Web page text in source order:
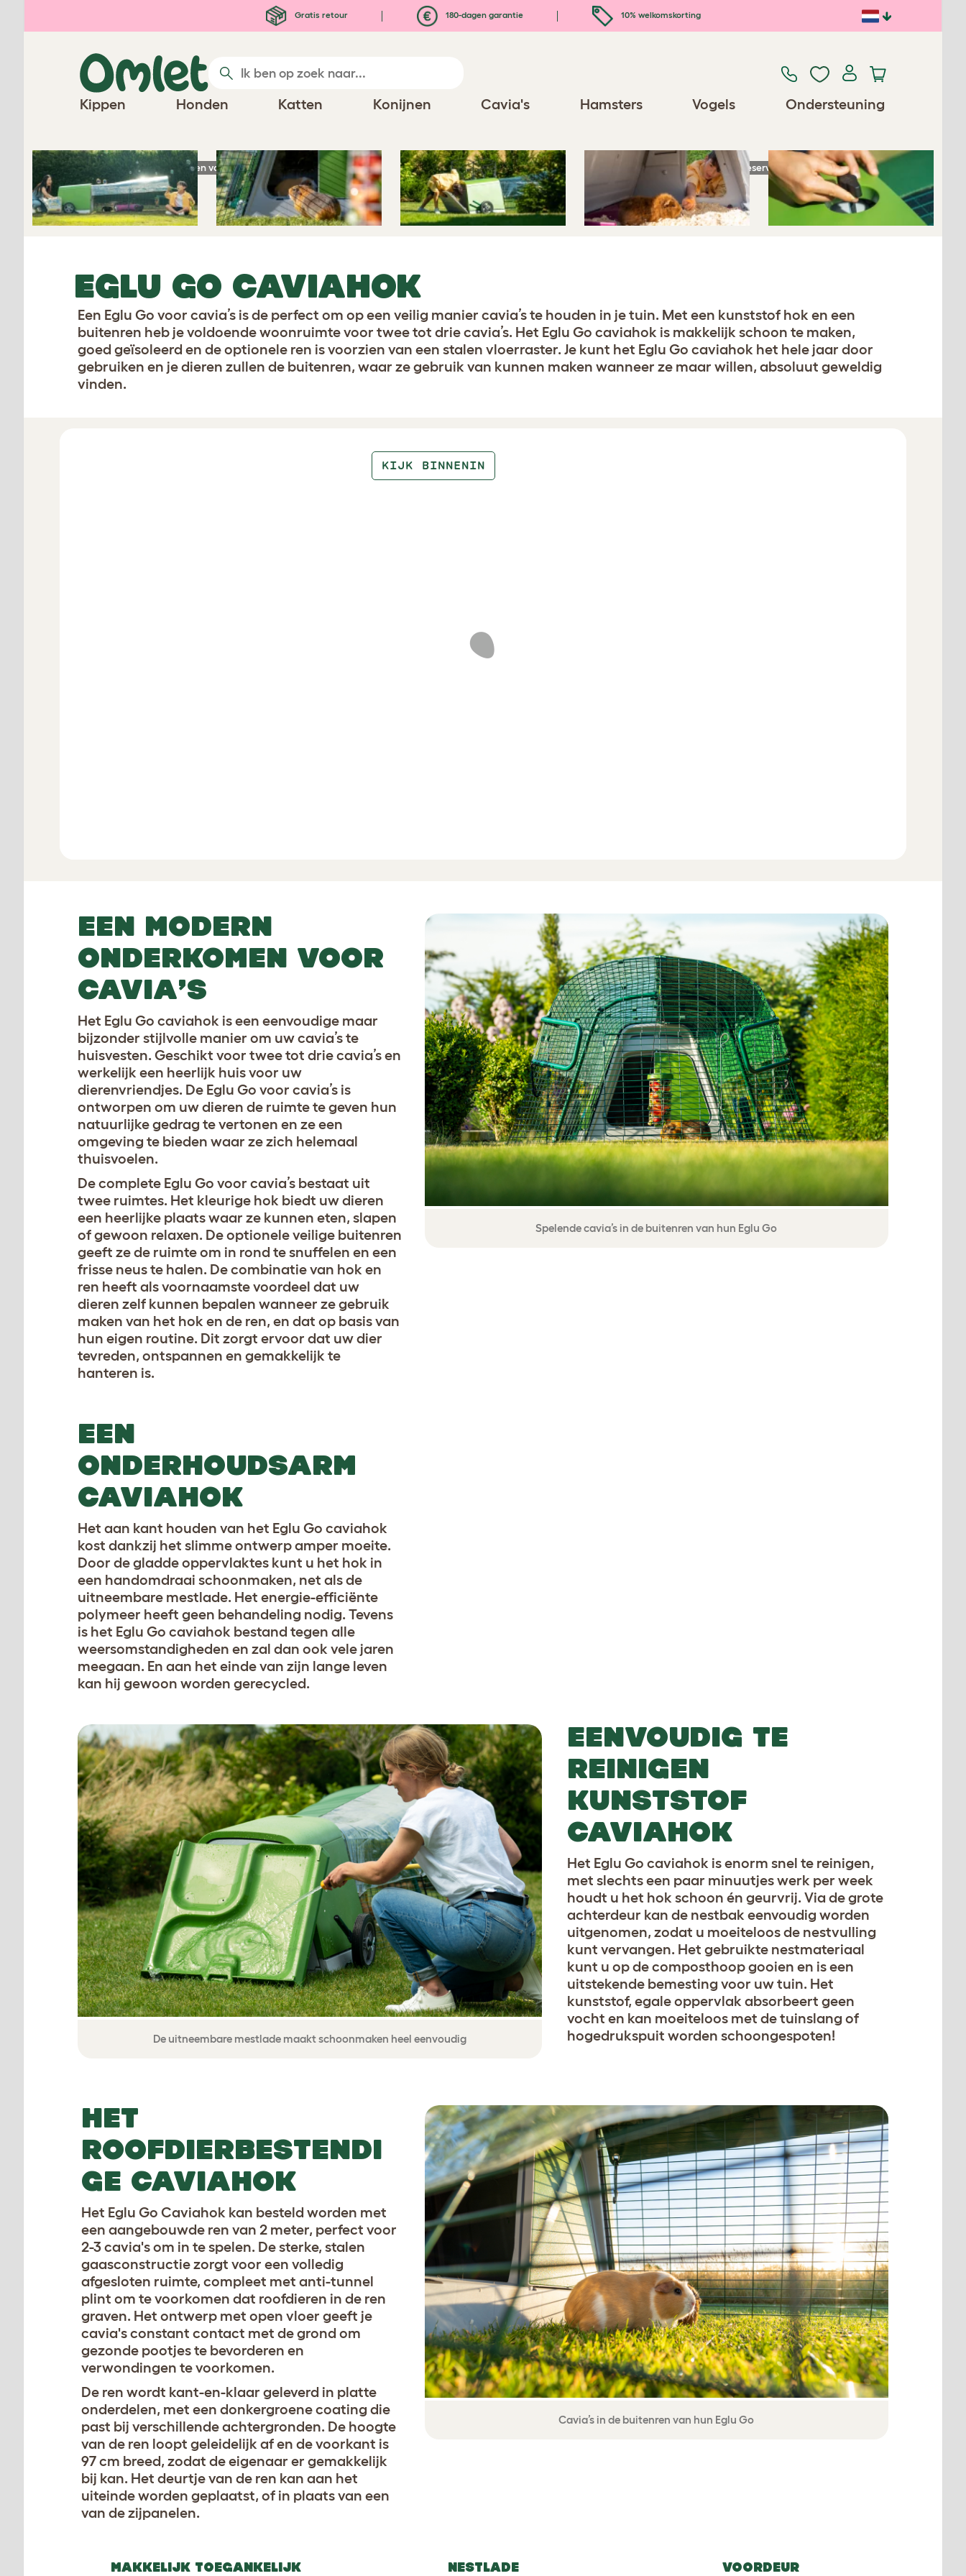
Gratis retour 180-dagen garantie 10% welkomskorting
Kippen Honden Katten Konijnen Cavia's Hamsters Vogels Ondersteuning
Homepage Producten voor cavia's Eglu Go caviahok Reserveonderdelen/accessoires
Previous Next
EGLU GO CAVIAHOK
Een Eglu Go voor cavia’s is de perfect om op een veilig manier cavia’s te houden in je tuin. Met een kunststof hok en een
buitenren heb je voldoende woonruimte voor twee tot drie cavia’s. Het Eglu Go caviahok is makkelijk schoon te maken,
goed geïsoleerd en de optionele ren is voorzien van een stalen vloerraster. Je kunt het Eglu Go caviahok het hele jaar door
gebruiken en je dieren zullen de buitenren, waar ze gebruik van kunnen maken wanneer ze maar willen, absoluut geweldig
vinden.
KIJK BINNENIN
Spelende cavia’s in de buitenren van hun Eglu Go
EEN MODERN
ONDERKOMEN VOOR
CAVIA’S
Het Eglu Go caviahok is een eenvoudige maar
bijzonder stijlvolle manier om uw cavia’s te
huisvesten. Geschikt voor twee tot drie cavia’s en
werkelijk een heerlijk huis voor uw
dierenvriendjes. De Eglu Go voor cavia’s is
ontworpen om uw dieren de ruimte te geven hun
natuurlijke gedrag te vertonen en ze een
omgeving te bieden waar ze zich helemaal
thuisvoelen.
De complete Eglu Go voor cavia’s bestaat uit
twee ruimtes. Het kleurige hok biedt uw dieren
een heerlijke plaats waar ze kunnen eten, slapen
of gewoon relaxen. De optionele veilige buitenren
geeft ze de ruimte om in rond te snuffelen en een
frisse neus te halen. De combinatie van hok en
ren heeft als voornaamste voordeel dat uw
dieren zelf kunnen bepalen wanneer ze gebruik
maken van het hok en de ren, en dat op basis van
hun eigen routine. Dit zorgt ervoor dat uw dier
tevreden, ontspannen en gemakkelijk te
hanteren is.
EEN
ONDERHOUDSARM
CAVIAHOK
Het aan kant houden van het Eglu Go caviahok
kost dankzij het slimme ontwerp amper moeite.
Door de gladde oppervlaktes kunt u het hok in
een handomdraai schoonmaken, net als de
uitneembare mestlade. Het energie-efficiënte
polymeer heeft geen behandeling nodig. Tevens
is het Eglu Go caviahok bestand tegen alle
weersomstandigheden en zal dan ook vele jaren
meegaan. En aan het einde van zijn lange leven
kan hij gewoon worden gerecycled.
De uitneembare mestlade maakt schoonmaken heel eenvoudig
EENVOUDIG TE
REINIGEN
KUNSTSTOF
CAVIAHOK
Het Eglu Go caviahok is enorm snel te reinigen,
met slechts een paar minuutjes werk per week
houdt u het hok schoon én geurvrij. Via de grote
achterdeur kan de nestbak eenvoudig worden
uitgenomen, zodat u moeiteloos de nestvulling
kunt vervangen. Het gebruikte nestmateriaal
kunt u op de composthoop gooien en is een
uitstekende bemesting voor uw tuin. Het
kunststof, egale oppervlak absorbeert geen
vocht en kan moeiteloos met de tuinslang of
hogedrukspuit worden schoongespoten!
Cavia’s in de buitenren van hun Eglu Go
HET
ROOFDIERBESTENDI
GE CAVIAHOK
Het Eglu Go Caviahok kan besteld worden met
een aangebouwde ren van 2 meter, perfect voor
2-3 cavia's om in te spelen. De sterke, stalen
gaasconstructie zorgt voor een volledig
afgesloten ruimte, compleet met anti-tunnel
plint om te voorkomen dat roofdieren in de ren
graven. Het ontwerp met open vloer geeft je
cavia's constant contact met de grond om
gezonde pootjes te bevorderen en
verwondingen te voorkomen.
De ren wordt kant-en-klaar geleverd in platte
onderdelen, met een donkergroene coating die
past bij verschillende achtergronden. De hoogte
van de ren loopt geleidelijk af en de voorkant is
97 cm breed, zodat de eigenaar er gemakkelijk
bij kan. Het deurtje van de ren kan aan het
uiteinde worden geplaatst, of in plaats van een
van de zijpanelen.
MAKKELIJK TOEGANKELIJK NESTLADE VOORDEUR